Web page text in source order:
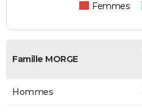
Femmes
Famille MORGE
Hommes